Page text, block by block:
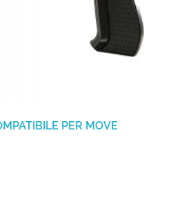
PER MOVE